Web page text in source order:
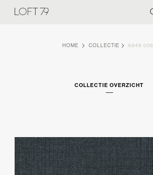
HOME COLLECTIE 6948 006
COLLECTIE OVERZICHT